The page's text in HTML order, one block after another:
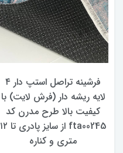
فرشینه تراصل استپ دار ۴
لایه ریشه دار (فرش لایت) با
کیفیت بالا طرح مدرن کد
fta00245 از سایز پادری تا ۱۲
متری و کناره